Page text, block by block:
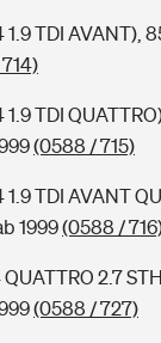
TDI AVANT),
TDI
(0588 / 715)
TDI AVANT
1999(0588 /
2.7
(0588 / 727)